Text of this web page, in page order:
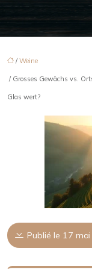
/Weine
/ Grosses Gewächs vs.
Glas wert?
Publié le 17